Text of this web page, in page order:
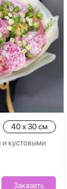
40 x 30 см
и кустовыми
Заказать